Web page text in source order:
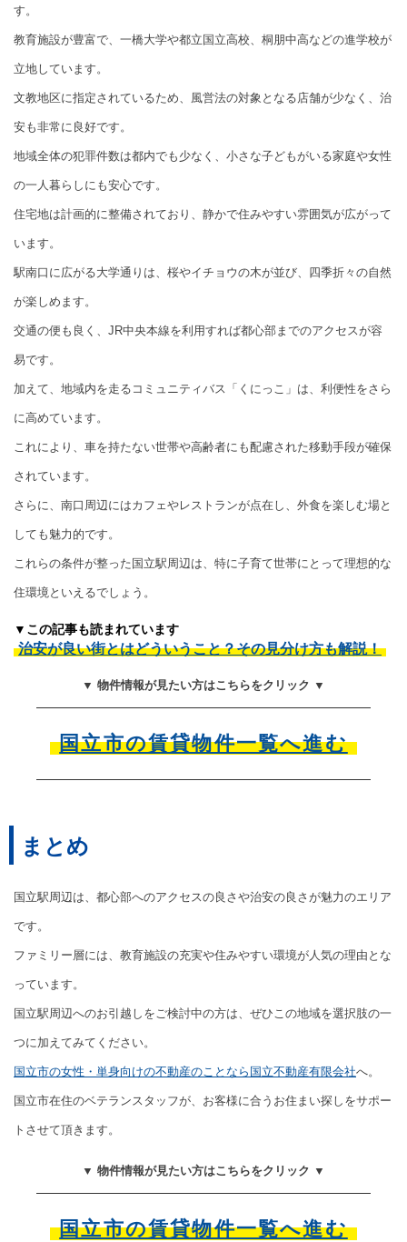
す。
教育施設が豊富で、一橋大学や都立国立高校、桐朋中高などの進学校が
立地しています。
文教地区に指定されているため、風営法の対象となる店舗が少なく、治
安も非常に良好です。
地域全体の犯罪件数は都内でも少なく、小さな子どもがいる家庭や女性
の一人暮らしにも安心です。
住宅地は計画的に整備されており、静かで住みやすい雰囲気が広がって
います。
駅南口に広がる大学通りは、桜やイチョウの木が並び、四季折々の自然
が楽しめます。
交通の便も良く、JR中央本線を利用すれば都心部までのアクセスが容
易です。
加えて、地域内を走るコミュニティバス「くにっこ」は、利便性をさら
に高めています。
これにより、車を持たない世帯や高齢者にも配慮された移動手段が確保
されています。
さらに、南口周辺にはカフェやレストランが点在し、外食を楽しむ場と
しても魅力的です。
これらの条件が整った国立駅周辺は、特に子育て世帯にとって理想的な
住環境といえるでしょう。
▼この記事も読まれています
治安が良い街とはどういうこと？その見分け方も解説！
▼ 物件情報が見たい方はこちらをクリック ▼
国立市の賃貸物件一覧へ進む
まとめ
国立駅周辺は、都心部へのアクセスの良さや治安の良さが魅力のエリア
です。
ファミリー層には、教育施設の充実や住みやすい環境が人気の理由とな
っています。
国立駅周辺へのお引越しをご検討中の方は、ぜひこの地域を選択肢の一
つに加えてみてください。
国立市の女性・単身向けの不動産のことなら国立不動産有限会社へ。
国立市在住のベテランスタッフが、お客様に合うお住まい探しをサポー
トさせて頂きます。
▼ 物件情報が見たい方はこちらをクリック ▼
国立市の賃貸物件一覧へ進む